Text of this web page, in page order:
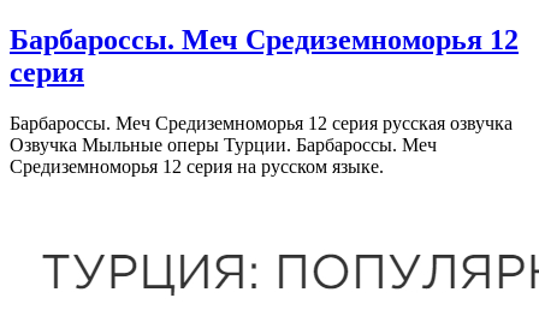
Барбароссы. Меч Средиземноморья 12
серия
Барбароссы. Меч Средиземноморья 12 серия русская озвучка
Озвучка Мыльные оперы Турции. Барбароссы. Меч
Средиземноморья 12 серия на русском языке.